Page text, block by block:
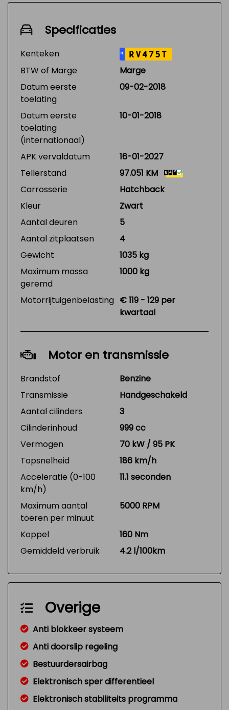
Specificaties
Kenteken NL RV475T
BTW of Marge
Marge
Datum eerste
toelating
09-02-2018
Datum eerste
toelating
(internationaal)
10-01-2018
APK vervaldatum
16-01-2027
Tellerstand
97.051 KM
Carrosserie
Hatchback
Kleur
Zwart
Aantal deuren
5
Aantal zitplaatsen
4
Gewicht
1035 kg
Maximum massa
geremd
1000 kg
Motorrijtuigenbelasting € 119 - 129 per
kwartaal
Motor en transmissie
Brandstof
Benzine
Transmissie
Handgeschakeld
Aantal cilinders
3
Cilinderinhoud
999 cc
Vermogen
70 kW / 95 PK
Topsnelheid
186 km/h
Acceleratie (0-100
km/h)
11.1 seconden
Maximum aantal
toeren per minuut
5000 RPM
Koppel
160 Nm
Gemiddeld verbruik
4.2 l/100km
Overige
Anti blokkeer systeem
Anti doorslip regeling
Bestuurdersairbag
Elektronisch sper differentieel
Elektronisch stabiliteits programma